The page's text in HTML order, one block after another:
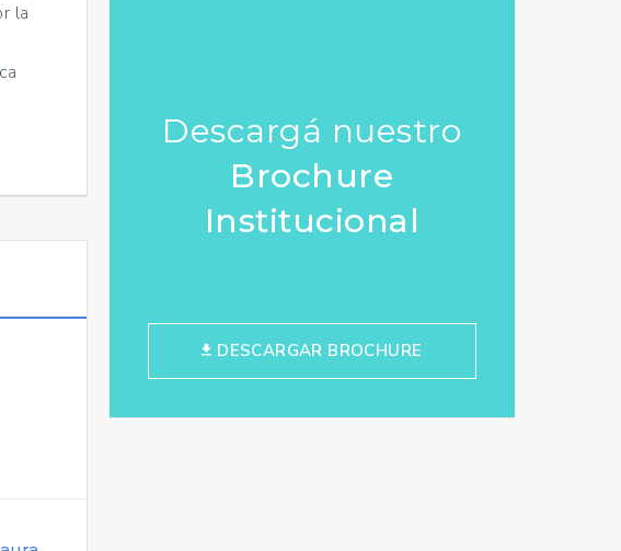
la
Descargá nuestro
Brochure
Institucional
DESCARGAR BROCHURE